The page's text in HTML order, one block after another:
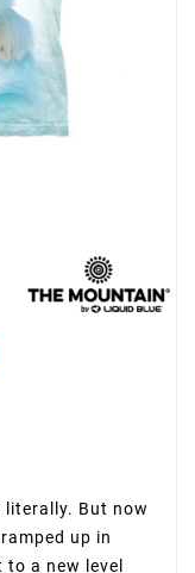
literally. But now
up in
a new level